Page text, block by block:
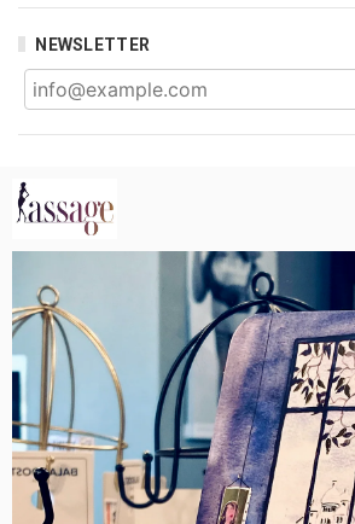
NEWSLETTER